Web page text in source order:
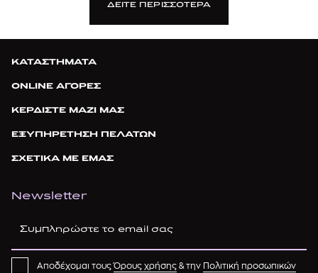
ΔΕΙΤΕ ΠΕΡΙΣΣΟΤΕΡΑ
ΚΑΤΑΣΤΗΜΑΤΑ
ONLINE ΑΓΟΡΕΣ
ΚΕΡΔΙΣΤΕ ΜΑΖΙ ΜΑΣ
ΕΞΥΠΗΡΕΤΗΣΗ ΠΕΛΑΤΩΝ
ΣΧΕΤΙΚΑ ΜΕ ΕΜΑΣ
Newsletter
Αποδέχομαι τουςΌρους χρήσης & την Πολιτική προσωπικών